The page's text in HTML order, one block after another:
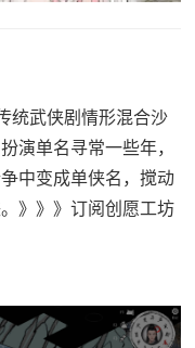
统武侠剧情形混合沙
演单名寻常一些年，
中变成单侠名，搅动
》》》订阅创愿工坊